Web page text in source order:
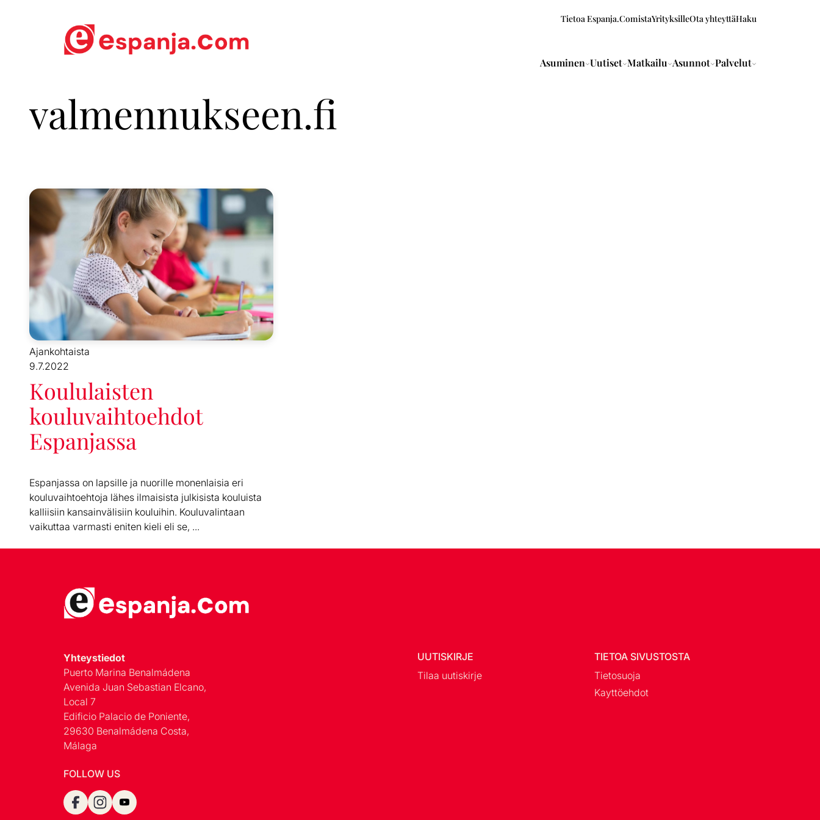
Tietoa Espanja.ComistaYrityksilleOta yhteyttäHaku
Asuminen Uutiset Matkailu Asunnot Palvelut
valmennukseen.fi
Ajankohtaista
9.7.2022
Koululaisten
kouluvaihtoehdot
Espanjassa
Espanjassa on lapsille ja nuorille monenlaisia eri
kouluvaihtoehtoja lähes ilmaisista julkisista kouluista
kalliisiin kansainvälisiin kouluihin. Kouluvalintaan
vaikuttaa varmasti eniten kieli eli se, ...
Yhteystiedot
Puerto Marina Benalmádena
Avenida Juan Sebastian Elcano,
Local 7
Edificio Palacio de Poniente,
29630 Benalmádena Costa,
Málaga
FOLLOW US
UUTISKIRJE
Tilaa uutiskirje
TIETOA SIVUSTOSTA
Tietosuoja
Kayttöehdot